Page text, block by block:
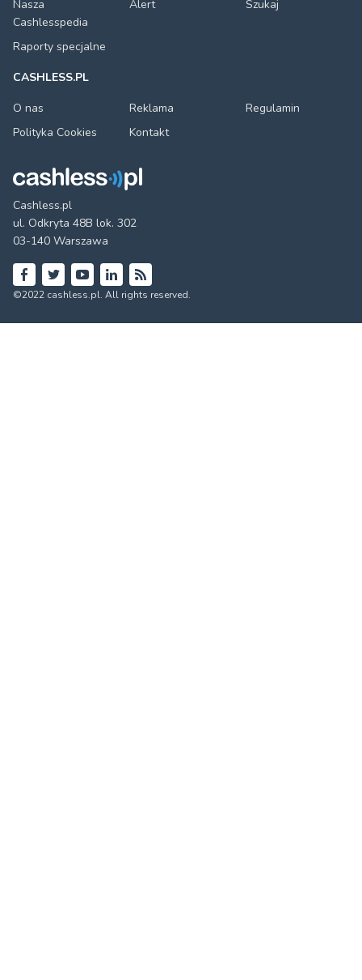
Cashless.pl
ul. Odkryta 48B lok. 302
03-140 Warszawa
FacebookTwitterYouTubeLinkedIn
RSS
©2022 cashless.pl. All rights reserved.
Nasza
Cashlesspedia
Alert Szukaj
Raporty specjalne
CASHLESS.PL
O nas
Reklama
Regulamin
Polityka Cookies
Kontakt